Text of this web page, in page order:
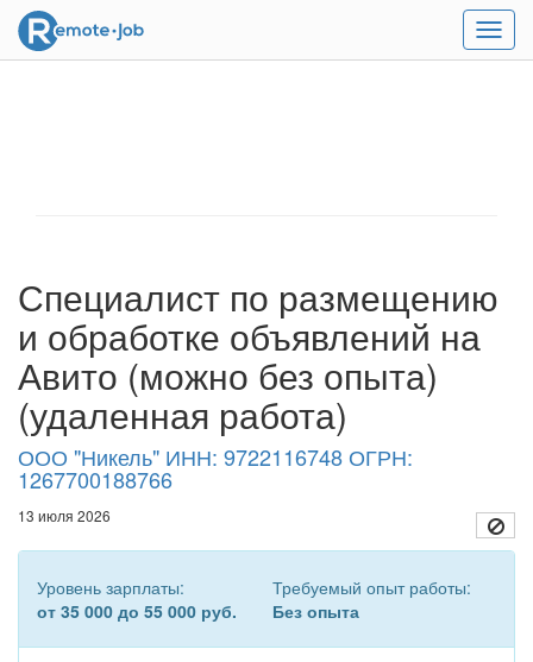
Меню
Специалист по размещению
и обработке объявлений на
Авито (можно без опыта)
(удаленная работа)
ООО "Никель" ИНН: 9722116748 ОГРН:
1267700188766
13 июля 2026
Уровень зарплаты:
от 35 000 до 55 000 руб.
Требуемый опыт работы:
Без опыта